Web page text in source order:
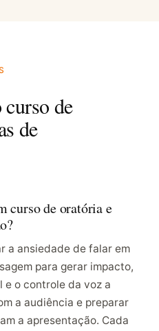
de
de
curso de oratória e
a ansiedade de falar em
para gerar impacto,
e o controle da voz a
a audiência e preparar
a apresentação. Cada